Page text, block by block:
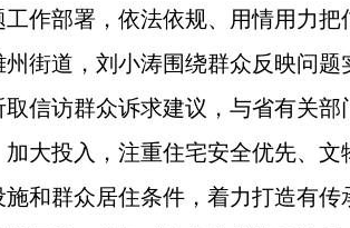
工作部署，依法依规、用情用力
州街道，刘小涛围绕群众反映问
信访群众诉求建议，与省有关
大投入，注重住宅安全优先、
和群众居住条件，着力打造有